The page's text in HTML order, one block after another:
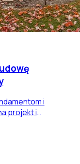
i
projekt i